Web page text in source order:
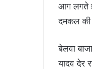
आग लगते
दमकल की
बेलवा
यादव देर